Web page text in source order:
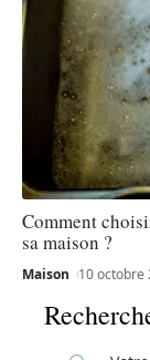
Comment
sa maison ?
Maison 10 octobre